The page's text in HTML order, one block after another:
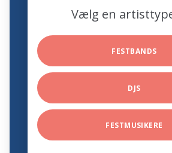
Vælg en
FESTBANDS
DJS
FESTMUSIKERE